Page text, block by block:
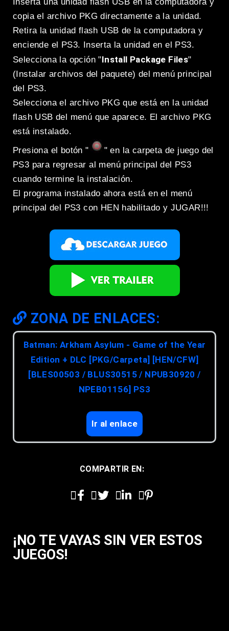
copia el archivo PKG directamente a la unidad.
Retira la unidad flash USB de la computadora y
enciende el PS3. Inserta la unidad en el PS3.
Selecciona la opción "Install Package Files"
(Instalar archivos del paquete) del menú principal
del PS3.
Selecciona el archivo PKG que está en la unidad
flash USB del menú que aparece. El archivo PKG
está instalado.
Presiona el botón "
" en la carpeta de juego del
PS3 para regresar al menú principal del PS3
cuando termine la instalación.
El programa instalado ahora está en el menú
principal del PS3 con HEN habilitado y JUGAR!!!
ZONA DE ENLACES:
Batman: Arkham Asylum - Game of the Year
Edition + DLC [PKG/Carpeta] [HEN/CFW]
[BLES00503 / BLUS30515 / NPUB30920 /
NPEB01156] PS3
Ir al enlace
COMPARTIR EN:
¡NO TE VAYAS SIN VER ESTOS
JUEGOS!